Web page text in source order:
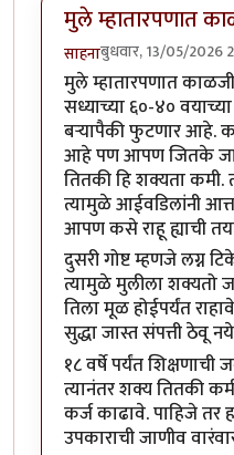
मुले म्हातारपणात
साहनाबुधवार, 13/05/2026
मुले म्हातारपणात
सध्याच्या ६०-४०
बऱ्यापैकी फुटणार आहे.
आहे पण आपण जितके
तितकी हि शक्यता कमी.
त्यामुळे आईवडिलांनी
आपण कसे राहू ह्याची
दुसरी गोष्ट म्हणजे लग्न
त्यामुळे मुलीला शक्यतो
तिला मूळ होईपर्यंत
सुद्धा जास्त संपत्ती ठेवू
१८ वर्षे पर्यंत शिक्षणाची
त्यानंतर शक्य तितकी
कर्ज काढावे. पाहिजे तर
उपकाराची जाणीव